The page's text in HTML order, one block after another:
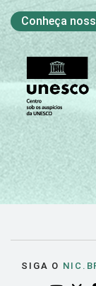
Conheça
SIGA O